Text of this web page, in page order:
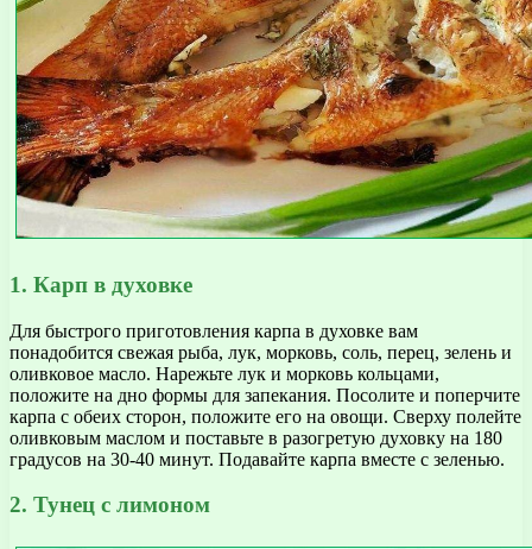
1. Карп в духовке
Для быстрого приготовления карпа в духовке вам
понадобится свежая рыба, лук, морковь, соль, перец, зелень и
оливковое масло. Нарежьте лук и морковь кольцами,
положите на дно формы для запекания. Посолите и поперчите
карпа с обеих сторон, положите его на овощи. Сверху полейте
оливковым маслом и поставьте в разогретую духовку на 180
градусов на 30-40 минут. Подавайте карпа вместе с зеленью.
2. Тунец с лимоном